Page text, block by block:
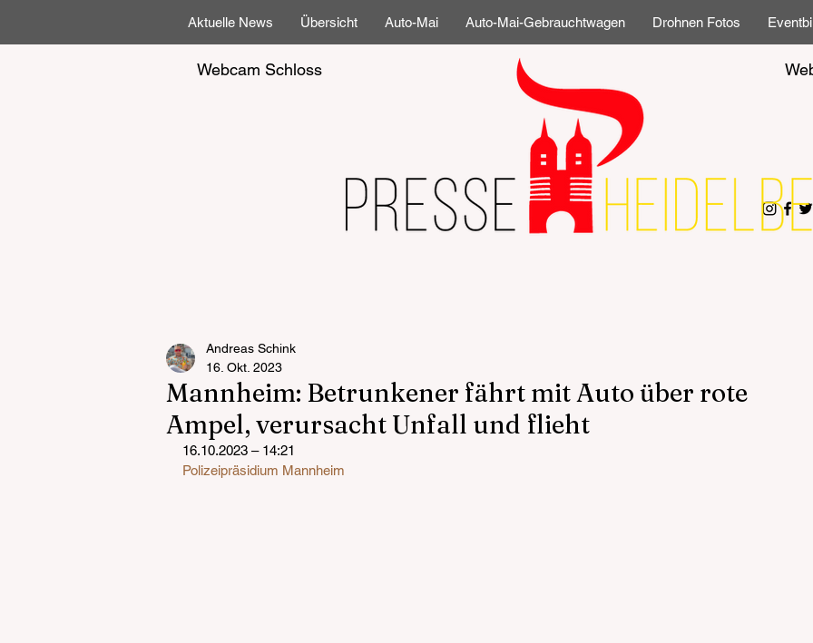
Aktuelle News Übersicht Auto-Mai Auto-Mai-Gebrauchtwagen Drohnen Fotos
Webcam Schloss
Mannheim: Betrunkener fährt mit Auto über rote
Ampel, verursacht Unfall und flieht
Andreas Schink
16. Okt. 2023
16.10.2023 – 14:21
Polizeipräsidium Mannheim